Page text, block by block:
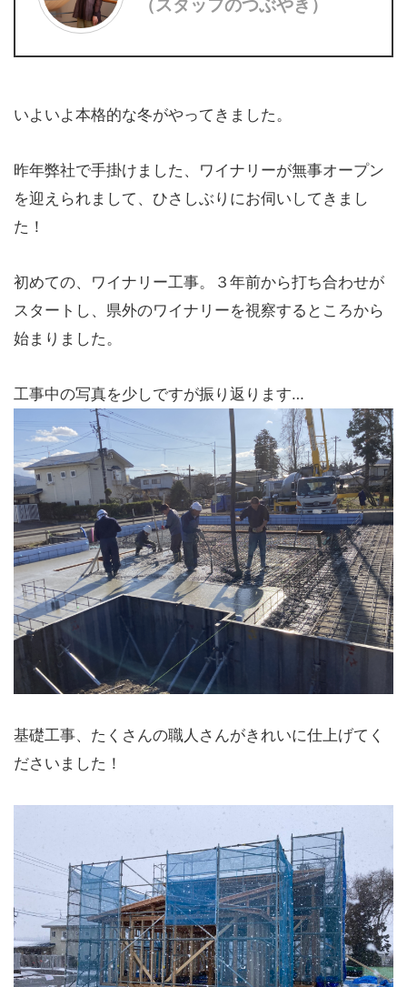
（スタッフのつぶやき）
いよいよ本格的な冬がやってきました。
昨年弊社で手掛けました、ワイナリーが無事オープン
を迎えられまして、ひさしぶりにお伺いしてきまし
た！
初めての、ワイナリー工事。３年前から打ち合わせが
スタートし、県外のワイナリーを視察するところから
始まりました。
工事中の写真を少しですが振り返ります…
基礎工事、たくさんの職人さんがきれいに仕上げてく
ださいました！